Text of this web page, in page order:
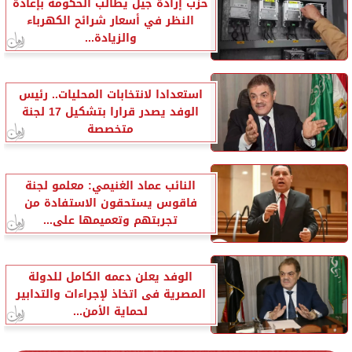
النظر في أسعار شرائح الكهرباء
والزيادة...
استعدادا لانتخابات المحليات.. رئيس
الوفد يصدر قرارا بتشكيل 17 لجنة
متخصصة
النائب عماد الغنيمي: معلمو لجنة
فاقوس يستحقون الاستفادة من
تجربتهم وتعميمها على...
الوفد يعلن دعمه الكامل للدولة
المصرية فى اتخاذ لإجراءات والتدابير
لحماية الأمن...